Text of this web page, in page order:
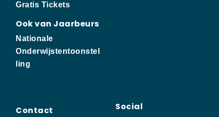
Gratis Tickets
Ook van Jaarbeurs
Nationale
Onderwijstentoonstel
ling
Contact Social